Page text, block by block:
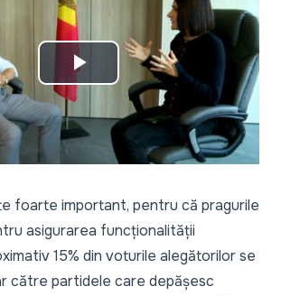
Play
Video
foarte important, pentru că pragurile
asigurarea funcționalității
15% din voturile alegătorilor se
către partidele care depășesc